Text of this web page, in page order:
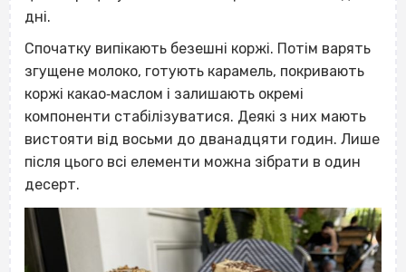
дні.
Спочатку випікають безешні коржі. Потім варять
згущене молоко, готують карамель, покривають
коржі какао‐маслом і залишають окремі
компоненти стабілізуватися. Деякі з них мають
вистояти від восьми до дванадцяти годин. Лише
після цього всі елементи можна зібрати в один
десерт.